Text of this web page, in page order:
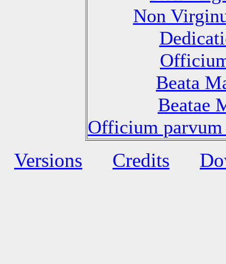
Non
Beata
Beatae
Officium
Versions Credits